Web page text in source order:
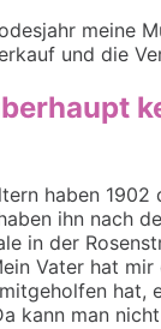
meine
und die
haben 1902
ihn nach
in der
Vater hat
hat,
kann man